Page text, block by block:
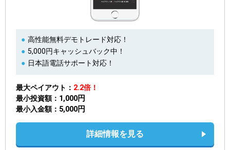
高性能無料デモトレード対応！
5,000円キャッシュバック中！
日本語電話サポート対応！
最大ペイアウト
2.2倍！
最小投資額
1,000円
最小入金額 5,000円
詳細情報を見る